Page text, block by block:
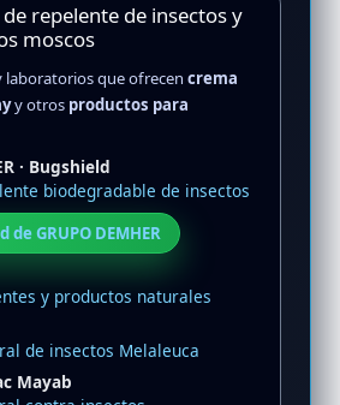
repelente de insectos y
moscos
laboratorios que ofrecen crema
y otros productos para
· Bugshield
biodegradable de insectos
GRUPO DEMHER
y productos naturales
de insectos Melaleuca
Mayab